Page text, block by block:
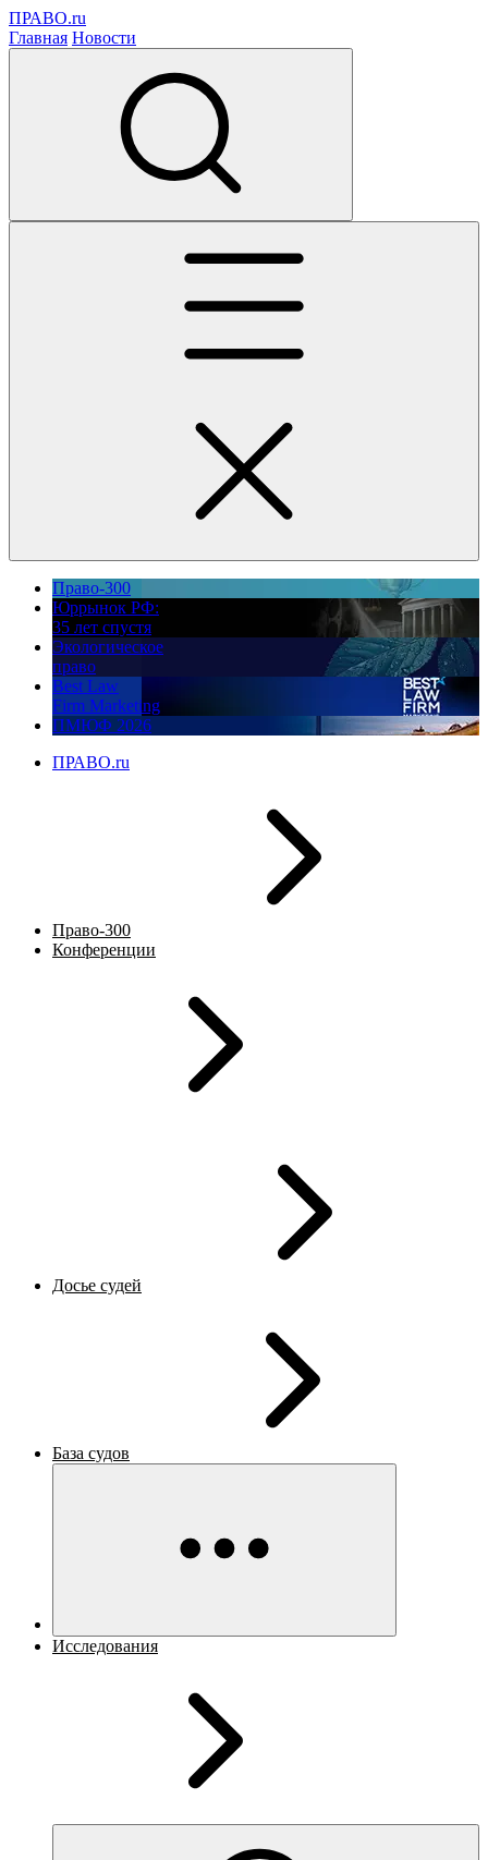
ПРАВО.ru
Главная Новости
Право-300
Юррынок РФ:
35 лет спустя
Экологическое
право
Best Law
Firm Marketing
ПМЮФ 2026
ПРАВО.ru
Право-300
Конференции
Досье судей
База судов
Исследования